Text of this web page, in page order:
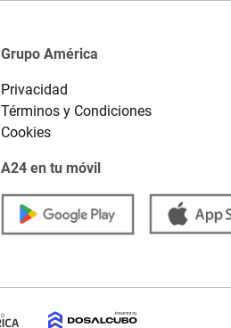
Grupo América
Privacidad
Términos y Condiciones
Cookies
A24 en tu móvil